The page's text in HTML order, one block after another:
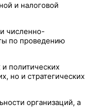
и налоговой
численно-
по проведению
политических
но и стратегических
организаций, а